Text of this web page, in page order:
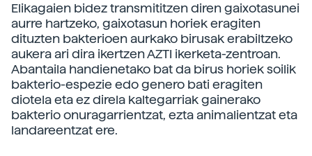
Elikagaien bidez transmititzen diren gaixotasunei
aurre hartzeko, gaixotasun horiek eragiten
dituzten bakterioen aurkako birusak erabiltzeko
aukera ari dira ikertzen AZTI ikerketa-zentroan.
Abantaila handienetako bat da birus horiek soilik
bakterio-espezie edo genero bati eragiten
diotela eta ez direla kaltegarriak gainerako
bakterio onuragarrientzat, ezta animalientzat eta
landareentzat ere.